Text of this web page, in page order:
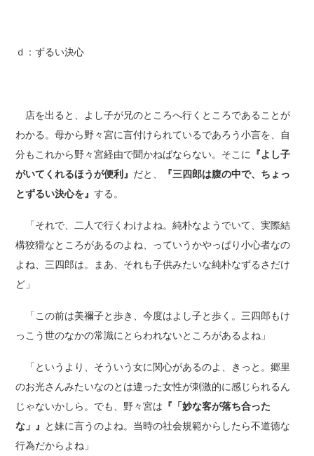
ｄ：ずるい決心
店を出ると、よし子が兄のところへ行くところであることが
わかる。母から野々宮に言付けられているであろう小言を、自
分もこれから野々宮経由で聞かねばならない。そこに 『よし子
がいてくれるほうが便利』 だと、
『三四郎は腹の中で、ちょっ
とずるい決心を』する。
「それで、二人で行くわけよね。純朴なようでいて、実際結
構狡猾なところがあるのよね、っていうかやっぱり小心者なの
よね、三四郎は。まあ、それも子供みたいな純朴なずるさだけ
ど」
「この前は美禰子と歩き、今度はよし子と歩く。三四郎もけ
っこう世のなかの常識にとらわれないところがあるよね」
「というより、そういう女に関心があるのよ、きっと。郷里
のお光さんみたいなのとは違った女性が刺激的に感じられるん
じゃないかしら。でも、野々宮は 『「妙な客が落ち合った
な」』 と妹に言うのよね。当時の社会規範からしたら不道徳な
行為だからよね」